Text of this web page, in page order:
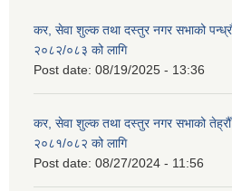
कर, सेवा शुल्क तथा दस्तुर नगर सभाको
२०८२/०८३ को लागि
Post date: 08/19/2025 - 13:36
कर, सेवा शुल्क तथा दस्तुर नगर सभाको
२०८१/०८२ को लागि
Post date: 08/27/2024 - 11:56